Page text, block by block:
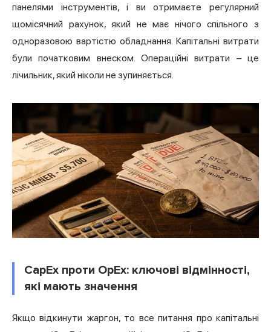
панелями інструментів, і ви отримаєте регулярний
щомісячний рахунок, який не має нічого спільного з
одноразовою вартістю обладнання. Капітальні витрати
були початковим внеском. Операційні витрати – це
лічильник, який ніколи не зупиняється.
CapEx проти OpEx: ключові відмінності,
які мають значення
Якщо відкинути жаргон, то все питання про капітальні